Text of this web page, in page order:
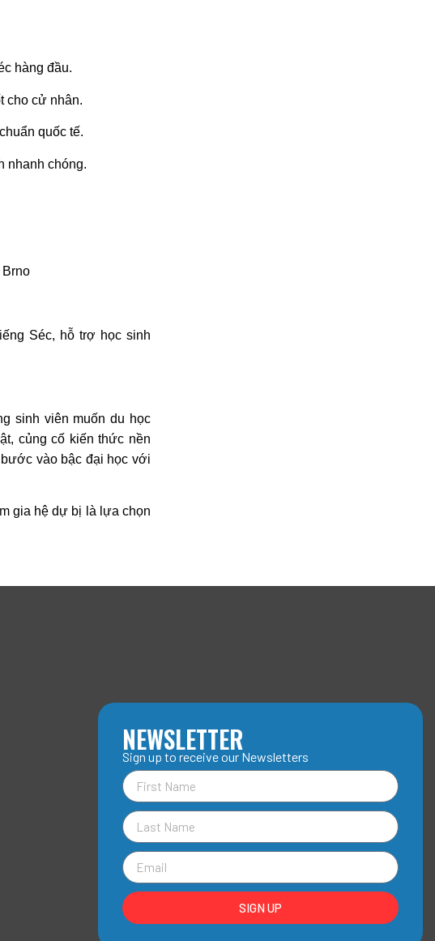
hàng đầu.
cho cử nhân.
quốc tế.
nhanh chóng.
Séc, hỗ trợ học sinh
sinh viên muốn du học
củng cố kiến thức nền
vào bậc đại học với
gia hệ dự bị là lựa chọn
NEWSLETTER
Sign up to receive our Newsletters
SIGN UP